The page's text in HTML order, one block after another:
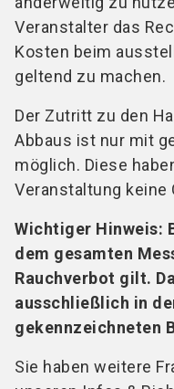
Veranstalter das
Kosten beim
geltend zu machen.
Der Zutritt zu den
Abbaus ist nur mit
möglich. Diese
Veranstaltung keine
Wichtiger Hinweis:
dem gesamten
Rauchverbot gilt.
ausschließlich in
gekennzeichneten
Sie haben weitere